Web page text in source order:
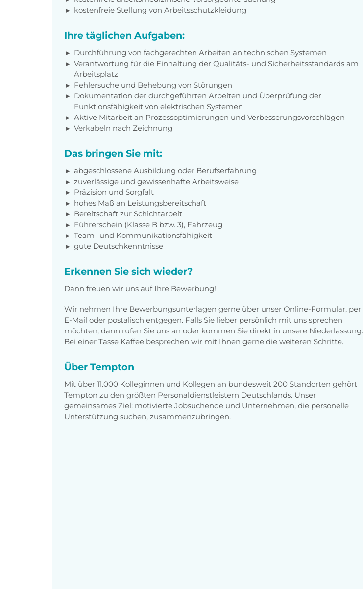
kostenfreie Stellung von Arbeitsschutzkleidung
Ihre täglichen Aufgaben:
Durchführung von fachgerechten Arbeiten an technischen Systemen
Verantwortung für die Einhaltung der Qualitäts- und Sicherheitsstandards am
Arbeitsplatz
Fehlersuche und Behebung von Störungen
Dokumentation der durchgeführten Arbeiten und Überprüfung der
Funktionsfähigkeit von elektrischen Systemen
Aktive Mitarbeit an Prozessoptimierungen und Verbesserungsvorschlägen
Verkabeln nach Zeichnung
Das bringen Sie mit:
abgeschlossene Ausbildung oder Berufserfahrung
zuverlässige und gewissenhafte Arbeitsweise
Präzision und Sorgfalt
hohes Maß an Leistungsbereitschaft
Bereitschaft zur Schichtarbeit
Führerschein (Klasse B bzw. 3), Fahrzeug
Team- und Kommunikationsfähigkeit
gute Deutschkenntnisse
Erkennen Sie sich wieder?
Dann freuen wir uns auf Ihre Bewerbung!
Wir nehmen Ihre Bewerbungsunterlagen gerne über unser Online-Formular, per
E-Mail oder postalisch entgegen. Falls Sie lieber persönlich mit uns sprechen
möchten, dann rufen Sie uns an oder kommen Sie direkt in unsere Niederlassung.
Bei einer Tasse Kaffee besprechen wir mit Ihnen gerne die weiteren Schritte.
Über Tempton
Mit über 11.000 Kolleginnen und Kollegen an bundesweit 200 Standorten gehört
Tempton zu den größten Personaldienstleistern Deutschlands. Unser
gemeinsames Ziel: motivierte Jobsuchende und Unternehmen, die personelle
Unterstützung suchen, zusammenzubringen.